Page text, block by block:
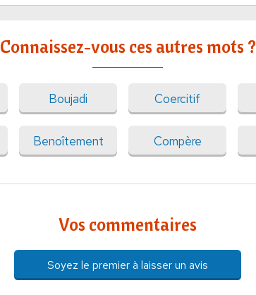
Connaissez-vous ces autres mots ?
Boujadi Coercitif
Benoîtement Compère
Vos commentaires
Soyez le premier à laisser un avis